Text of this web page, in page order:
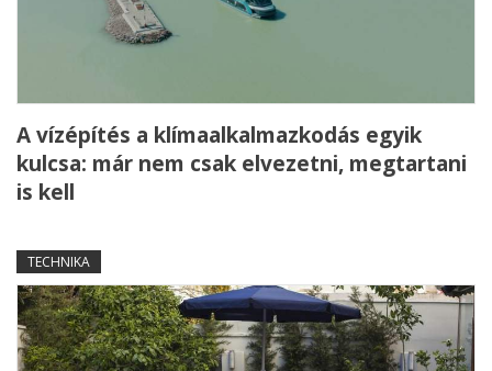
A vízépítés a klímaalkalmazkodás egyik
kulcsa: már nem csak elvezetni, megtartani
is kell
TECHNIKA